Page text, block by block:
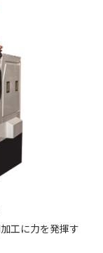
工に力を発揮す